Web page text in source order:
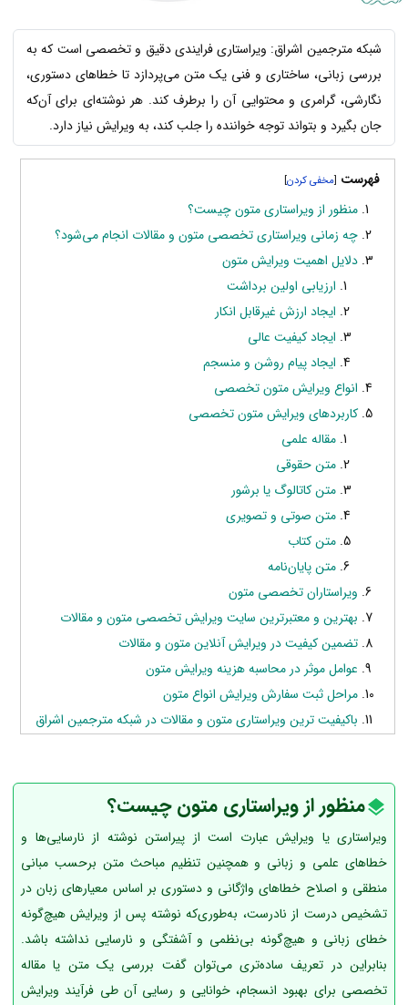
شبکه مترجمین اشراق: ویراستاری فرایندی دقیق و تخصصی است که به
بررسی زبانی، ساختاری و فنی یک متن می‌پردازد تا خطاهای دستوری،
نگارشی، گرامری و محتوایی آن را برطرف کند. هر نوشته‌ای برای آن‌که
جان بگیرد و بتواند توجه خواننده را جلب کند، به ویرایش نیاز دارد.
فهرست [
]
منظور از ویراستاری متون چیست؟
چه زمانی ویراستاری تخصصی متون و مقالات انجام می‌شود؟
دلایل اهمیت ویرایش متون
ارزیابی اولین برداشت
ایجاد ارزش غیرقابل‌ انکار
ایجاد کیفیت عالی
ایجاد پیام روشن و منسجم
انواع ویرایش متون تخصصی
کاربردهای ویرایش متون تخصصی
مقاله علمی
متن حقوقی
متن کاتالوگ یا برشور
متن صوتی و تصویری
متن کتاب
متن پایان‌نامه
ویراستاران تخصصی متون
بهترین و معتبرترین سایت ویرایش تخصصی متون و مقالات
تضمین کیفیت در ویرایش آنلاین متون و مقالات
عوامل موثر در محاسبه هزینه ویرایش متون
مراحل ثبت سفارش ویرایش انواع متون
باکیفیت ترین ویراستاری متون و مقالات در شبکه مترجمین اشراق
منظور از ویراستاری متون چیست؟
ویراستاری یا ویرایش عبارت است از پیراستن نوشته از نارسایی‌ها و
خطاهای علمی و زبانی و همچنین تنظیم مباحث متن برحسب مبانی
منطقی و اصلاح خطاهای واژگانی و دستوری بر اساس معیارهای زبان در
تشخیص درست از نادرست، به‌طوری‌که نوشته پس از ویرایش هیچ‌گونه
خطای زبانی و هیچ‌گونه بی‌‌نظمی و آشفتگی و نارسایی نداشته باشد.
بنابراین در تعریف ساده‌تری می‌توان گفت بررسی یک متن یا مقاله
تخصصی برای بهبود انسجام، خوانایی و رسایی آن طی فرآیند ویرایش